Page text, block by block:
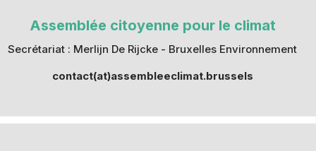
Assemblée citoyenne pour le climat
Secrétariat : Merlijn De Rijcke - Bruxelles Environnement
contact(at)assembleeclimat.brussels